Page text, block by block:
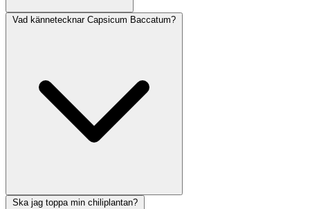
Vad kännetecknar Capsicum Baccatum?
Ska jag toppa min chiliplantan?